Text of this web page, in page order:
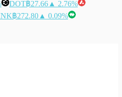
DOT฿27.66 ▲ 2.76%
฿272.80 ▲ 0.09%